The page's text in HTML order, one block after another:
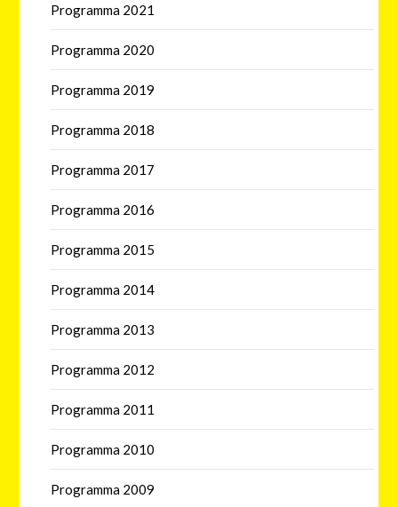
Programma 2021
Programma 2020
Programma 2019
Programma 2018
Programma 2017
Programma 2016
Programma 2015
Programma 2014
Programma 2013
Programma 2012
Programma 2011
Programma 2010
Programma 2009